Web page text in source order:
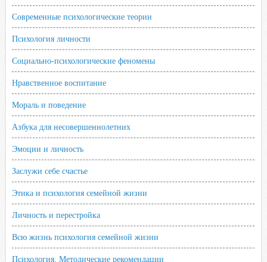
Современные психологические теории
Психология личности
Социально-психологические феномены
Нравственное воспитание
Мораль и поведение
Азбука для несовершеннолетних
Эмоции и личность
Заслужи себе счастье
Этика и психология семейной жизни
Личность и перестройка
Всю жизнь психология семейной жизни
Психология. Методические рекомендации